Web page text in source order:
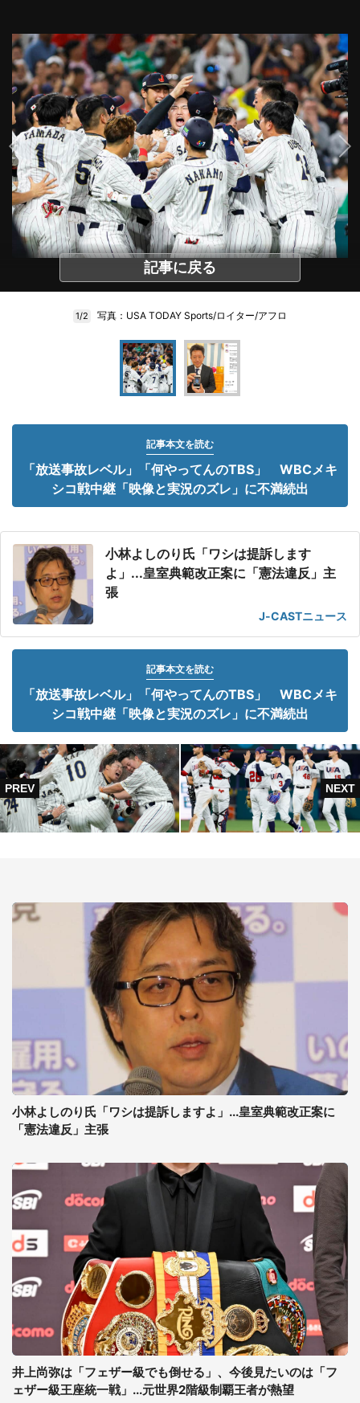
記事に戻る
1/2 写真：USA TODAY Sports/ロイター/アフロ
記事本文を読む
「放送事故レベル」「何やってんのTBS」 WBCメキ
シコ戦中継「映像と実況のズレ」に不満続出
小林よしのり氏「ワシは提訴します
よ」...皇室典範改正案に「憲法違反」主
張
J-CASTニュース
記事本文を読む
「放送事故レベル」「何やってんのTBS」 WBCメキ
シコ戦中継「映像と実況のズレ」に不満続出
小林よしのり氏「ワシは提訴しますよ」...皇室典範改正案に
「憲法違反」主張
井上尚弥は「フェザー級でも倒せる」、今後見たいのは「フ
ェザー級王座統一戦」...元世界2階級制覇王者が熱望